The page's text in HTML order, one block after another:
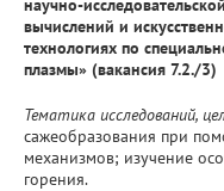
научно-
вычислений и
технологиях по
плазмы» (вакансия 7.2./3)
Тематика исследований,
сажеобразования при
механизмов; изучение
горения.